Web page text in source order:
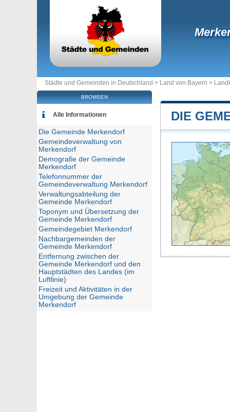
Städte und Gemeinden in Deutschland > Land von Bayern >
DIE
BROWSEN
Alle Informationen
Die Gemeinde Merkendorf
Gemeindeverwaltung von
Merkendorf
Demografie der Gemeinde
Merkendorf
Telefonnummer der
Gemeindeverwaltung Merkendorf
Verwaltungsabteilung der
Gemeinde Merkendorf
Toponym und Übersetzung der
Gemeinde Merkendorf
Gemeindegebiet Merkendorf
Nachbargemeinden der
Gemeinde Merkendorf
Entfernung zwischen der
Gemeinde Merkendorf und den
Hauptstädten des Landes (im
Luftlinie)
Freizeit und Aktivitäten in der
Umgebung der Gemeinde
Merkendorf